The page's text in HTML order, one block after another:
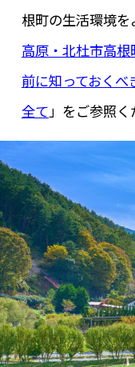
根町の生活環境
高原・北杜市高
前に知っておく
全て 」をご参照く